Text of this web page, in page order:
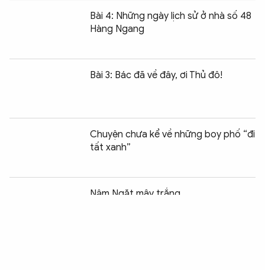
Bài 4: Những ngày lịch sử ở nhà số 48
Hàng Ngang
Bài 3: Bác đã về đây, ơi Thủ đô!
Chuyện chưa kể về những boy phố “đi
tất xanh”
Nậm Ngặt mây trắng